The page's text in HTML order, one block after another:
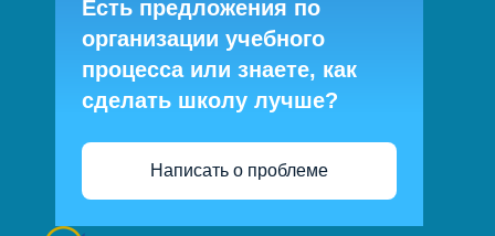
Есть предложения по
организации учебного
процесса или знаете, как
сделать школу лучше?
Написать о проблеме